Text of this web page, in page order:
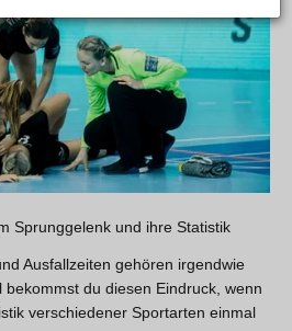
Sprunggelenk und ihre Statistik
Ausfallzeiten gehören irgendwie
du diesen Eindruck, wenn
verschiedener Sportarten einmal